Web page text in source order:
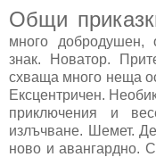
Общи
много добродушен,
знак. Новатор.
схваща много неща
Ексцентричен.
приключения и
излъчване. Шемет.
ново и авангардно.